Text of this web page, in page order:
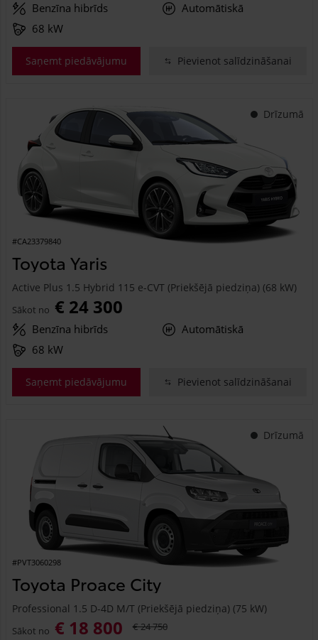
Benzīna hibrīds
Automātiskā
68 kW
Saņemt piedāvājumu Pievienot salīdzināšanai
Drīzumā
#CA23379840
Toyota Yaris
Active Plus 1.5 Hybrid 115 e-CVT (Priekšējā piedziņa) (68 kW)
Sākot no € 24 300
Benzīna hibrīds
Automātiskā
68 kW
Saņemt piedāvājumu Pievienot salīdzināšanai
Drīzumā
#PVT3060298
Toyota Proace City
Professional 1.5 D-4D M/T (Priekšējā piedziņa) (75 kW)
Sākot no € 18 800 € 24 750